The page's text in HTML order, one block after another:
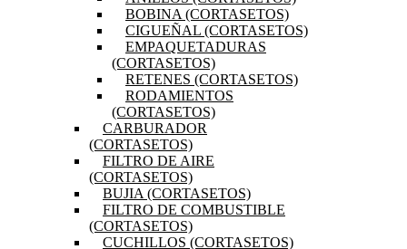
BOBINA (CORTASETOS)
CIGUEÑAL (CORTASETOS)
EMPAQUETADURAS
(CORTASETOS)
RETENES (CORTASETOS)
RODAMIENTOS
(CORTASETOS)
CARBURADOR
(CORTASETOS)
FILTRO DE AIRE
(CORTASETOS)
BUJIA (CORTASETOS)
FILTRO DE COMBUSTIBLE
(CORTASETOS)
CUCHILLOS (CORTASETOS)